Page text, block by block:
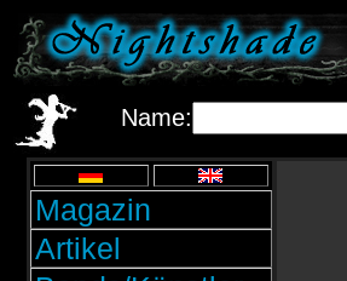
Name:
Magazin
Artikel